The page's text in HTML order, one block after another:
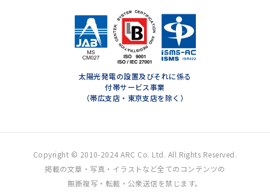
太陽光発電の設置及びそれに係る
付帯サービス事業
（帯広支店・東京支店を除く）
Copyright © 2010-2024 ARC Co. Ltd. All Rights Reserved.
掲載の文章・写真・イラストなど全てのコンテンツの
無断複写・転載・公衆送信を禁じます。